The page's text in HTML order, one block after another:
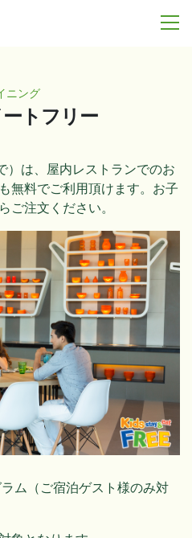
ニング
トフリー
）は、屋内レストランでのお
無料でご利用頂けます。お子
ご注文ください。
ム（ご宿泊ゲスト様のみ対